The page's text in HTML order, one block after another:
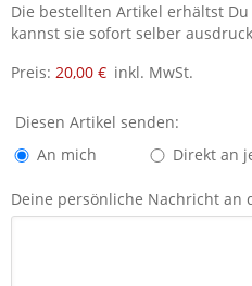
Die bestellten Artikel erhältst
kannst sie sofort selber
Preis: 20,00 € inkl. MwSt.
Diesen Artikel senden:
An mich
Direkt an
Deine persönliche Nachricht an